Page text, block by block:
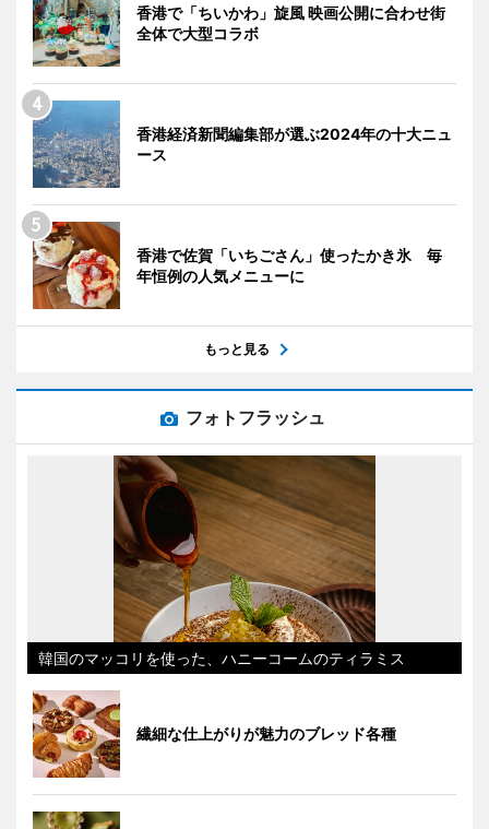
香港で「ちいかわ」旋風 映画公開に合わせ街
全体で大型コラボ
香港経済新聞編集部が選ぶ2024年の十大ニュ
ース
香港で佐賀「いちごさん」使ったかき氷 毎
年恒例の人気メニューに
もっと見る
フォトフラッシュ
韓国のマッコリを使った、ハニーコームのティラミス
繊細な仕上がりが魅力のブレッド各種